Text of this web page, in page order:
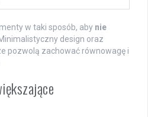
w taki sposób, aby nie
Minimalistyczny design oraz
pozwolą zachować równowagę i